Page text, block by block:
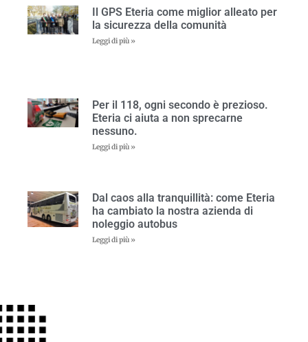
Il GPS Eteria come miglior alleato per
la sicurezza della comunità
Leggi di più »
Per il 118, ogni secondo è prezioso.
Eteria ci aiuta a non sprecarne
nessuno.
Leggi di più »
Dal caos alla tranquillità: come Eteria
ha cambiato la nostra azienda di
noleggio autobus
Leggi di più »